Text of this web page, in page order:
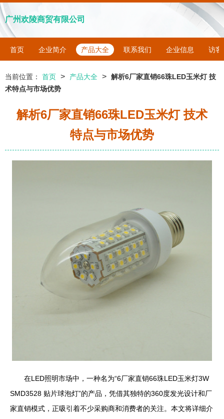
广州欢陵商贸有限公司
首页 企业简介 产品大全 联系我们 企业信息 访客
当前位置： 首页 > 产品大全 > 解析6厂家直销66珠LED玉米灯 技
术特点与市场优势
解析6厂家直销66珠LED玉米灯 技术
特点与市场优势
在LED照明市场中，一种名为“6厂家直销66珠LED玉米灯3W
SMD3528 贴片球泡灯”的产品，凭借其独特的360度发光设计和厂
家直销模式，正吸引着不少采购商和消费者的关注。本文将详细介